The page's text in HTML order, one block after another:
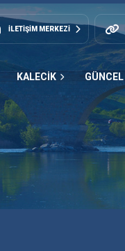
İLETİŞİM MERKEZİ
KALECİK GÜNCEL